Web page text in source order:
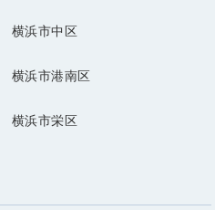
横浜市中区
横浜市港南区
横浜市栄区